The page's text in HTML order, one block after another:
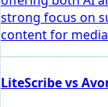
strong focus on
content for
LiteScribe vs